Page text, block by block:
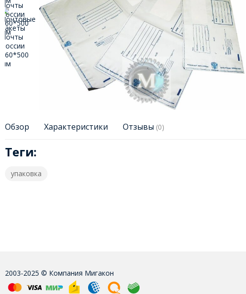
Обзор Характеристики Отзывы (0)
Теги:
упаковка
2003-2025 © Компания Мигакон